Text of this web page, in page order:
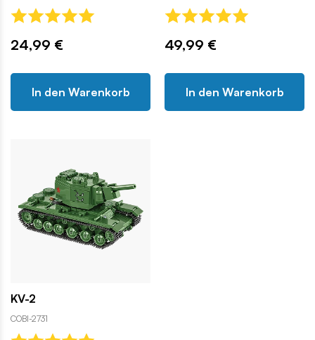
24,99 €
In den Warenkorb
49,99 €
In den Warenkorb
KV-2
COBI-2731